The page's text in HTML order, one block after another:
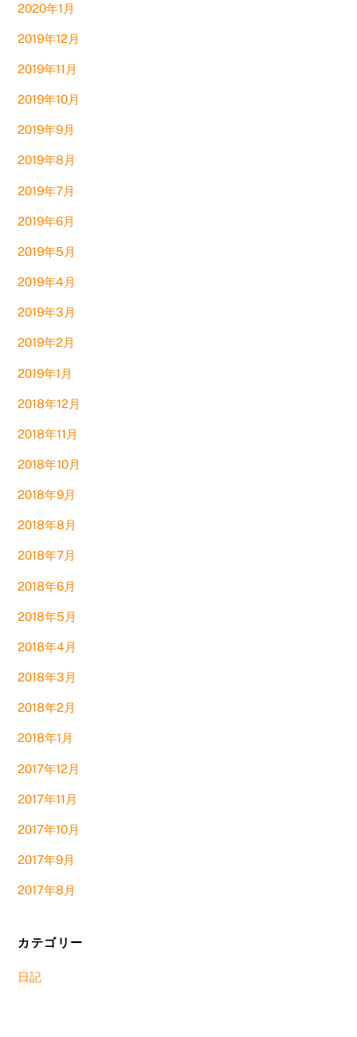
2020年1月
2019年12月
2019年11月
2019年10月
2019年9月
2019年8月
2019年7月
2019年6月
2019年5月
2019年4月
2019年3月
2019年2月
2019年1月
2018年12月
2018年11月
2018年10月
2018年9月
2018年8月
2018年7月
2018年6月
2018年5月
2018年4月
2018年3月
2018年2月
2018年1月
2017年12月
2017年11月
2017年10月
2017年9月
2017年8月
カテゴリー
日記